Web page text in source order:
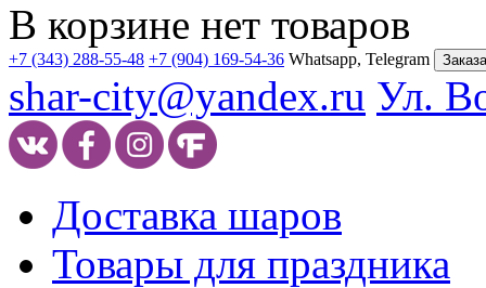
В корзине нет товаров
+7 (343) 288-55-48 +7 (904) 169-54-36 Whatsapp, Telegram
shar-city@yandex.ru Ул.
Доставка шаров
Товары для праздника